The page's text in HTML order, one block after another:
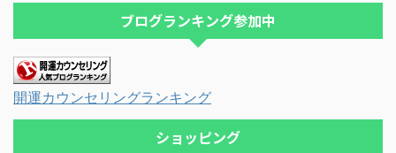
ブログランキング参加中
開運カウンセリングランキング
ショッピング